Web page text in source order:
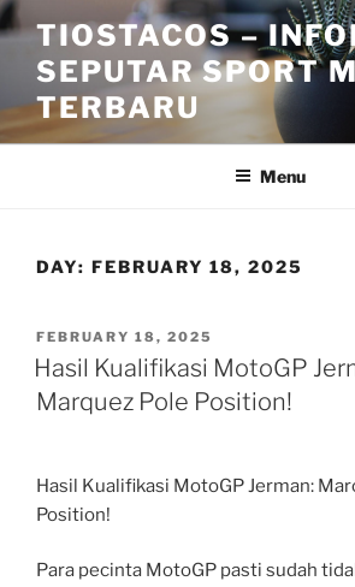
Skip
to
content
TIOSTACOS –
SEPUTAR SPORT
TERBARU
Menu
DAY: FEBRUARY 18, 2025
POSTED
ON
FEBRUARY 18, 2025
Hasil Kualifikasi MotoGP
Marquez Pole Position!
Hasil Kualifikasi MotoGP Jerman:
Position!
Para pecinta MotoGP pasti sudah